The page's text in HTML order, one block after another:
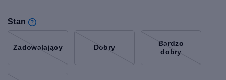
Stan
Zadowalający Dobry
Bardzo
dobry